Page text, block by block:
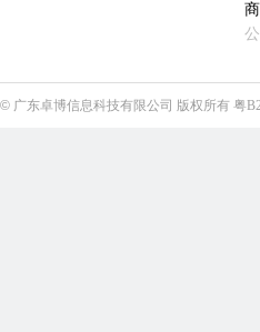
© 广东卓博信息科技有限公司 版权所有 粤